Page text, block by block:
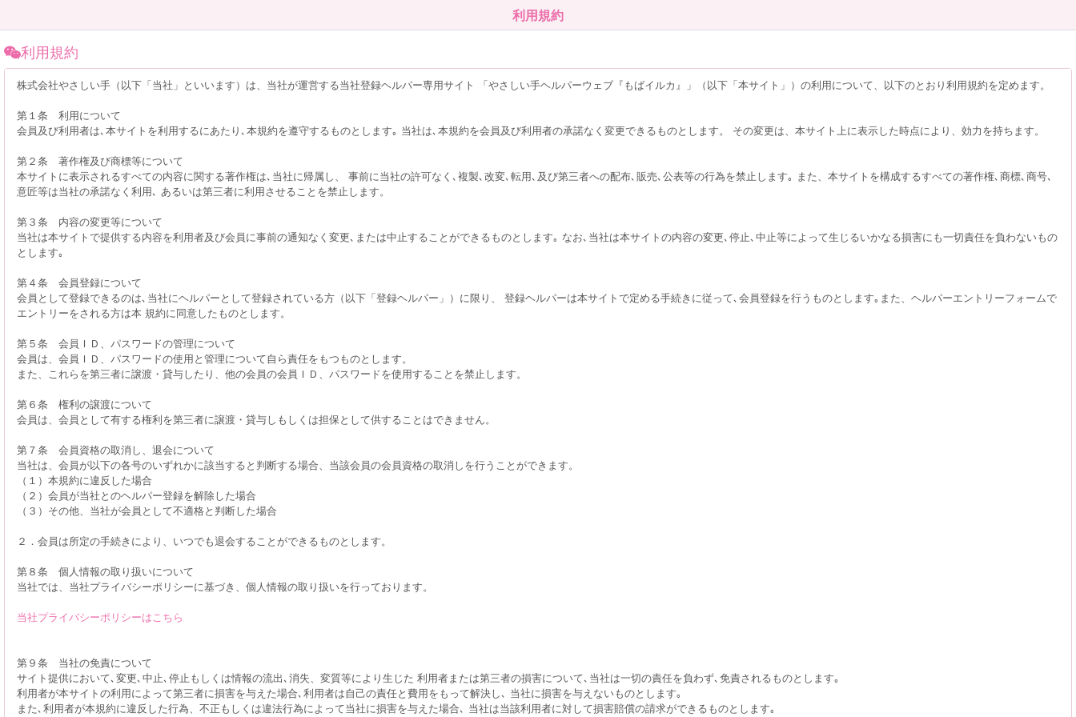
利用規約
利用規約
株式会社やさしい手（以下「当社」といいます）は、当社が運営する当社登録ヘルパー専用サイト 「やさしい手ヘルパーウェブ『もばイルカ』」（以下「本サイト」）の利用について、以下のとおり利用規約を定めます。
第１条 利用について
会員及び利用者は､本サイトを利用するにあたり､本規約を遵守するものとします｡ 当社は､本規約を会員及び利用者の承諾なく変更できるものとします。 その変更は、本サイト上に表示した時点により、効力を持ちます。
第２条 著作権及び商標等について
本サイトに表示されるすべての内容に関する著作権は､当社に帰属し、 事前に当社の許可なく､複製､改変､転用､及び第三者への配布､販売､公表等の行為を禁止します｡ また、本サイトを構成するすべての著作権､商標､商号､
意匠等は当社の承諾なく利用､ あるいは第三者に利用させることを禁止します。
第３条 内容の変更等について
当社は本サイトで提供する内容を利用者及び会員に事前の通知なく変更､または中止することができるものとします｡ なお､当社は本サイトの内容の変更､停止､中止等によって生じるいかなる損害にも一切責任を負わないもの
とします｡
第４条 会員登録について
会員として登録できるのは､当社にヘルパーとして登録されている方（以下「登録ヘルパー」）に限り、 登録ヘルパーは本サイトで定める手続きに従って､会員登録を行うものとします｡また、ヘルパーエントリーフォームで
エントリーをされる方は本 規約に同意したものとします。
第５条 会員ＩＤ、パスワードの管理について
会員は、会員ＩＤ、パスワードの使用と管理について自ら責任をもつものとします。
また、これらを第三者に譲渡・貸与したり、他の会員の会員ＩＤ、パスワードを使用することを禁止します。
第６条 権利の譲渡について
会員は、会員として有する権利を第三者に譲渡・貸与しもしくは担保として供することはできません。
第７条 会員資格の取消し、退会について
当社は、会員が以下の各号のいずれかに該当すると判断する場合、当該会員の会員資格の取消しを行うことができます。
（１）本規約に違反した場合
（２）会員が当社とのヘルパー登録を解除した場合
（３）その他、当社が会員として不適格と判断した場合
２．会員は所定の手続きにより、いつでも退会することができるものとします。
第８条 個人情報の取り扱いについて
当社では、当社プライバシーポリシーに基づき、個人情報の取り扱いを行っております。
当社プライバシーポリシーはこちら
第９条 当社の免責について
サイト提供において､変更､中止､停止もしくは情報の流出､消失、変質等により生じた 利用者または第三者の損害について､当社は一切の責任を負わず､免責されるものとします｡
利用者が本サイトの利用によって第三者に損害を与えた場合､利用者は自己の責任と費用をもって解決し､ 当社に損害を与えないものとします｡
また､利用者が本規約に違反した行為、不正もしくは違法行為によって当社に損害を与えた場合､ 当社は当該利用者に対して損害賠償の請求ができるものとします｡